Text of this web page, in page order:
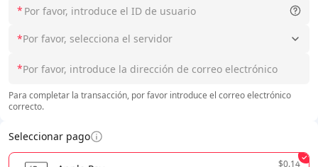
*
*Por favor, selecciona el servidor
*
Para completar la transacción, por favor introduce el correo electrónico
correcto.
Seleccionar pago
$0.14